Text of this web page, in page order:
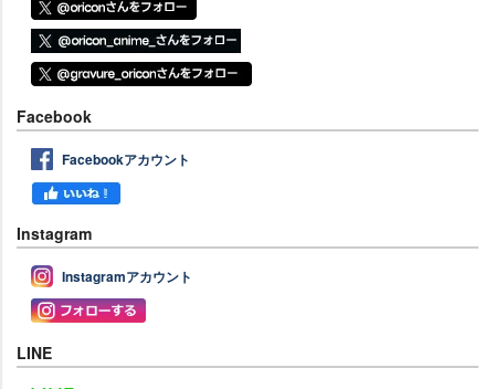
Facebook
Facebookアカウント
Instagram
Instagramアカウント
LINE